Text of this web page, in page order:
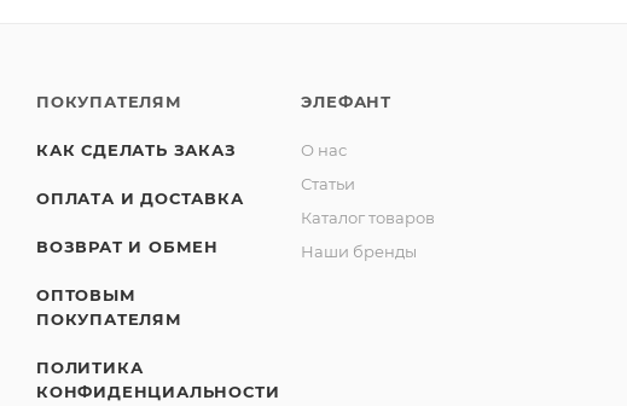
ПОКУПАТЕЛЯМ
КАК СДЕЛАТЬ ЗАКАЗ
ОПЛАТА И ДОСТАВКА
ВОЗВРАТ И ОБМЕН
ОПТОВЫМ
ПОКУПАТЕЛЯМ
ПОЛИТИКА
КОНФИДЕНЦИАЛЬНОСТИ
ЭЛЕФАНТ
О нас
Статьи
Каталог товаров
Наши бренды